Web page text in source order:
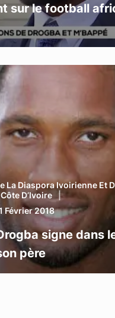
sur le football
La Diaspora Ivoirienne Et
D’Ivoire
Février 2018
signe dans
père